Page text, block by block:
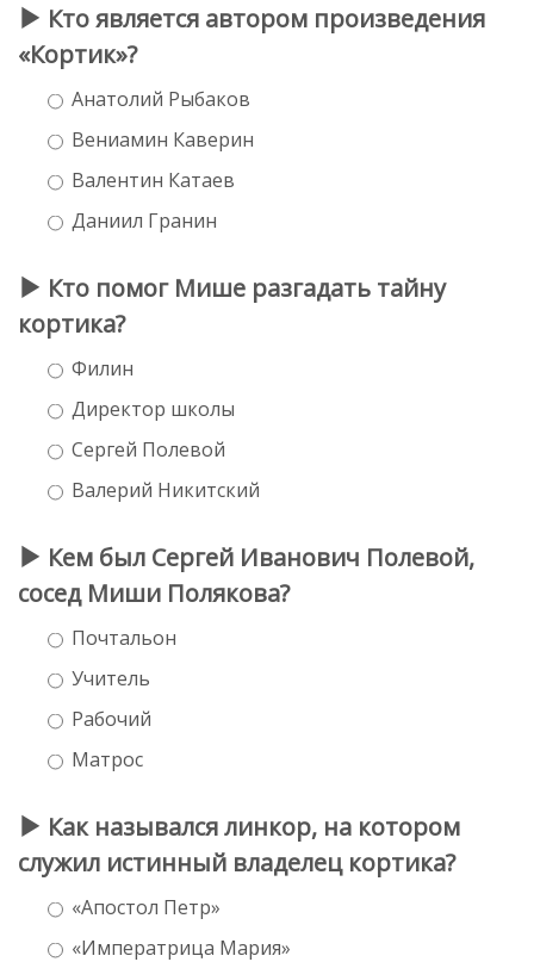
Кто является автором произведения
«Кортик»?
Анатолий Рыбаков
Вениамин Каверин
Валентин Катаев
Даниил Гранин
Кто помог Мише разгадать тайну
кортика?
Филин
Директор школы
Сергей Полевой
Валерий Никитский
Кем был Сергей Иванович Полевой,
сосед Миши Полякова?
Почтальон
Учитель
Рабочий
Матрос
Как назывался линкор, на котором
служил истинный владелец кортика?
«Апостол Петр»
«Императрица Мария»